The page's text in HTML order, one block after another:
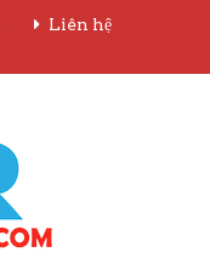
Liên hệ